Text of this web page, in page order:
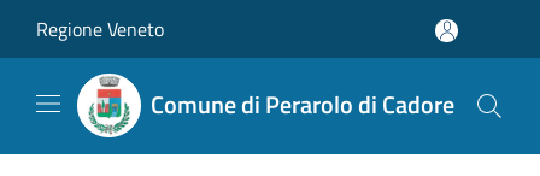
Regione Veneto
Comune di Perarolo di Cadore